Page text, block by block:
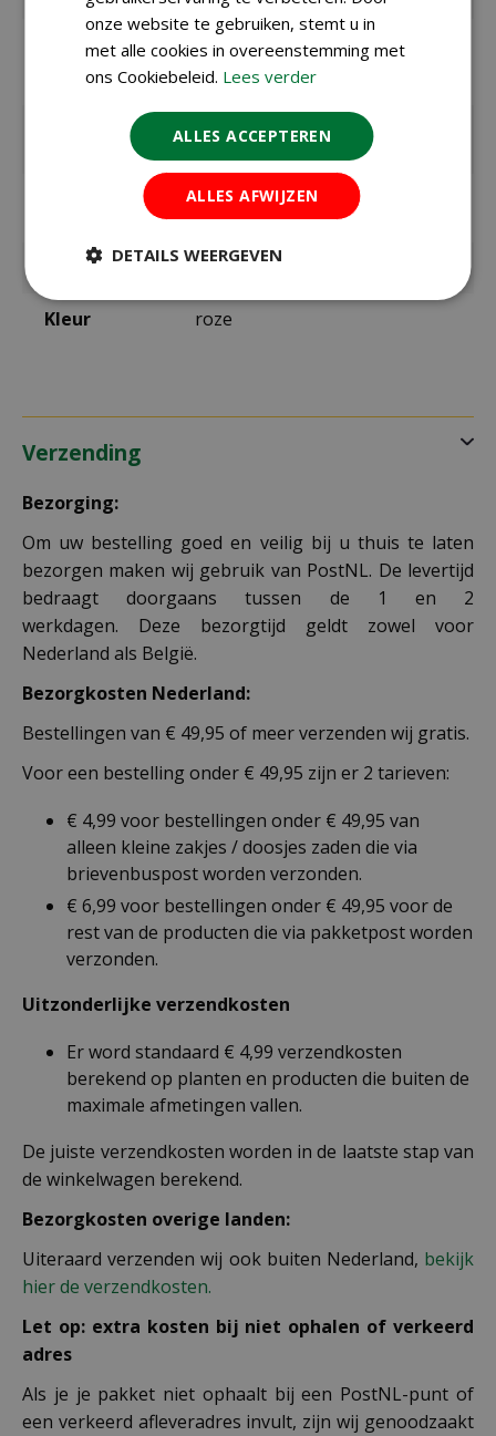
Zaaien /
planten
buiten
april t/m juni
Bloeitijd / juli t/m oktober
max. hoogte 50 cm
Standplaats Zon
Kleur roze
Verzending
Bezorging:
Om uw bestelling goed en veilig bij u thuis te laten
bezorgen maken wij gebruik van PostNL. De levertijd
bedraagt doorgaans tussen de 1 en 2
werkdagen. Deze bezorgtijd geldt zowel voor
Nederland als België.
Bezorgkosten Nederland:
Bestellingen van € 49,95 of meer verzenden wij gratis.
Voor een bestelling onder € 49,95 zijn er 2 tarieven:
€ 4,99 voor bestellingen onder € 49,95 van
alleen kleine zakjes / doosjes zaden die via
brievenbuspost worden verzonden.
€ 6,99 voor bestellingen onder € 49,95 voor de
rest van de producten die via pakketpost worden
verzonden.
Uitzonderlijke verzendkosten
Er word standaard € 4,99 verzendkosten
berekend op planten en producten die buiten de
maximale afmetingen vallen.
De juiste verzendkosten worden in de laatste stap van
de winkelwagen berekend.
Bezorgkosten overige landen:
Uiteraard verzenden wij ook buiten Nederland, bekijk
hier de verzendkosten.
Let op: extra kosten bij niet ophalen of verkeerd
adres
Als je je pakket niet ophaalt bij een PostNL-punt of
een verkeerd afleveradres invult, zijn wij genoodzaakt
onze website te gebruiken, stemt u in
met alle cookies in overeenstemming met
ons Cookiebeleid. Lees verder
ALLES ACCEPTEREN
ALLES AFWIJZEN
DETAILS WEERGEVEN